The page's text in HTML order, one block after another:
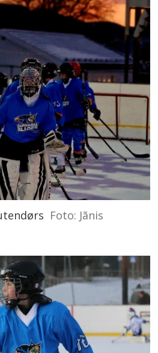
Foto: Jãnis